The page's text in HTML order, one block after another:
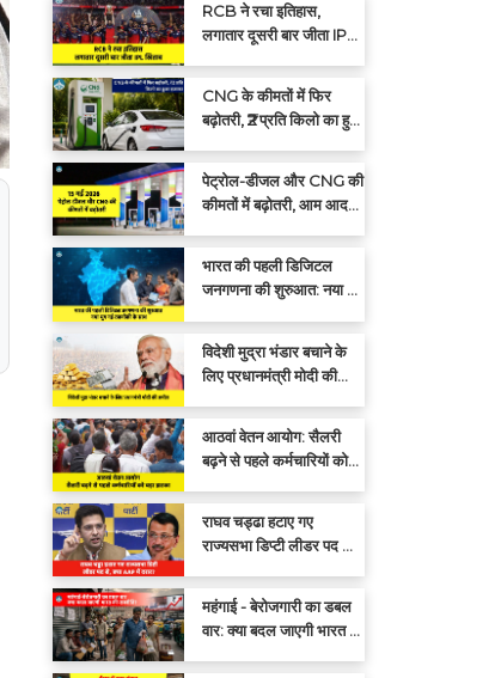
RCB ने रचा इतिहास,
लगातार दूसरी बार जीता IPL
CNG के कीमतों में फिर
बढ़ोतरी, ₹2 प्रति किलो का हुआ
पेट्रोल-डीजल और CNG की
कीमतों में बढ़ोतरी, आम आदमी
भारत की पहली डिजिटल
जनगणना की शुरुआत: नया युग
विदेशी मुद्रा भंडार बचाने के
लिए प्रधानमंत्री मोदी की
आठवां वेतन आयोग: सैलरी
बढ़ने से पहले कर्मचारियों को
राघव चड्ढा हटाए गए
राज्यसभा डिप्टी लीडर पद से,
महंगाई - बेरोजगारी का डबल
वार: क्या बदल जाएगी भारत की